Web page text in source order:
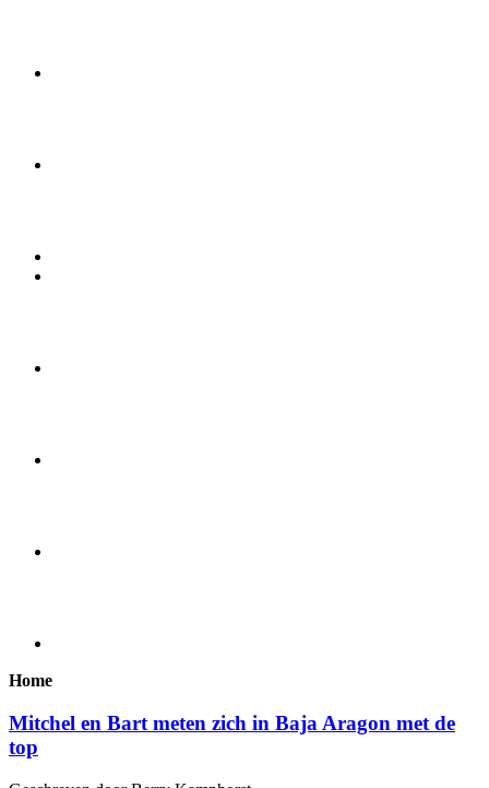
Home
Mitchel en Bart meten zich in Baja Aragon met de
top